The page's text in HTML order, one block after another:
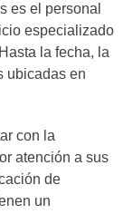
es el personal
especializado
la fecha, la
ubicadas en
con la
atención a sus
de
un